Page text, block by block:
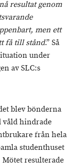
resultat genom
men ett
få till stånd.” Så
under
av SLC:s
blev bönderna
våld hindrade
från hela
studenthuset
resulterade